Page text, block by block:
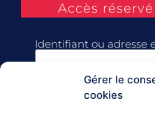
Gérer le
cookies
Accès réservé
Identifiant ou adresse
Mot de passe